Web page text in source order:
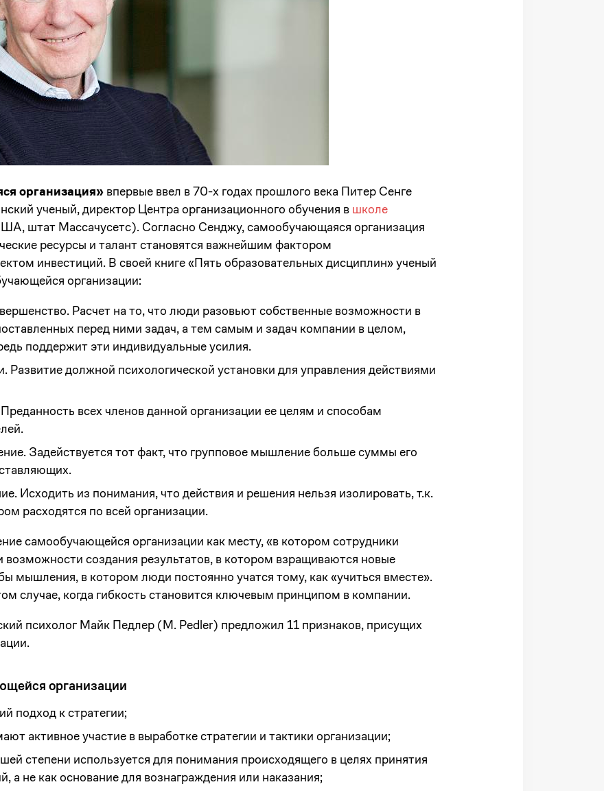
организация» впервые ввел в 70-х годах прошлого века Питер Сенге
ученый, директор Центра организационного обучения в школе
штат Массачусетс). Согласно Сенджу, самообучающаяся организация
ресурсы и талант становятся важнейшим фактором
инвестиций. В своей книге «Пять образовательных дисциплин» ученый
организации:
Расчет на то, что люди разовьют собственные возможности в
перед ними задач, а тем самым и задач компании в целом,
поддержит эти индивидуальные усилия.
должной психологической установки для управления действиями
всех членов данной организации ее целям и способам
Задействуется тот факт, что групповое мышление больше суммы его
Исходить из понимания, что действия и решения нельзя изолировать, т.к.
расходятся по всей организации.
самообучающейся организации как месту, «в котором сотрудники
создания результатов, в котором взращиваются новые
мышления, в котором люди постоянно учатся тому, как «учиться вместе».
случае, когда гибкость становится ключевым принципом в компании.
психолог Майк Педлер (M. Pedler) предложил 11 признаков, присущих
организации
подход к стратегии;
активное участие в выработке стратегии и тактики организации;
степени используется для понимания происходящего в целях принятия
а не как основание для вознаграждения или наказания;